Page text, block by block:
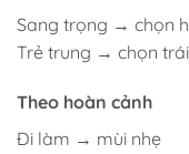
Sang trọng → chọn
Trẻ trung → chọn
Theo hoàn cảnh
Đi làm → mùi nhẹ